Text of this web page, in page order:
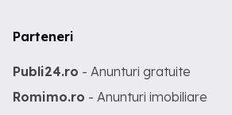
Parteneri
Publi24.ro - Anunturi gratuite
Romimo.ro - Anunturi imobiliare